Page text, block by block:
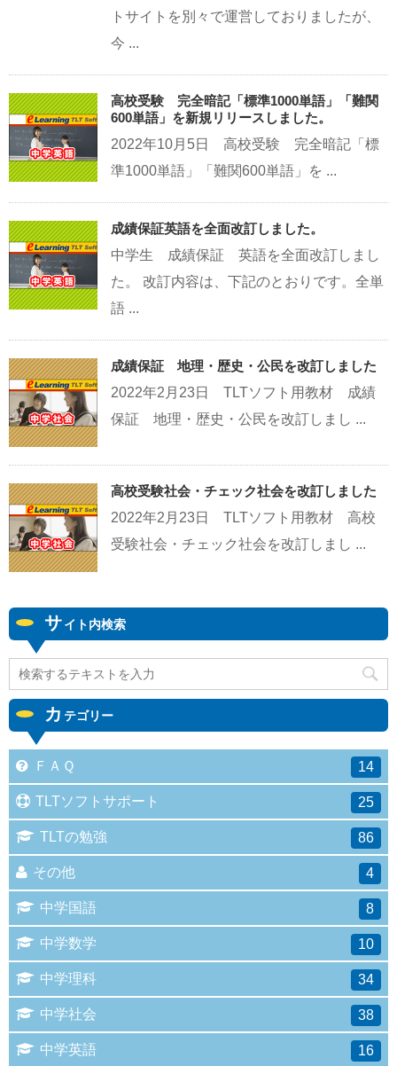
トサイトを別々で運営しておりましたが、
今 ...
高校受験 完全暗記「標準1000単語」「難関
600単語」を新規リリースしました。
2022年10月5日 高校受験 完全暗記「標
準1000単語」「難関600単語」を ...
成績保証英語を全面改訂しました。
中学生 成績保証 英語を全面改訂しまし
た。 改訂内容は、下記のとおりです。全単
語 ...
成績保証 地理・歴史・公民を改訂しました
2022年2月23日 TLTソフト用教材 成績
保証 地理・歴史・公民を改訂しまし ...
高校受験社会・チェック社会を改訂しました
2022年2月23日 TLTソフト用教材 高校
受験社会・チェック社会を改訂しまし ...
サイト内検索
カ テゴリー
ＦＡＱ 14
TLTソフトサポート 25
TLTの勉強 86
その他 4
中学国語 8
中学数学 10
中学理科 34
中学社会 38
中学英語 16